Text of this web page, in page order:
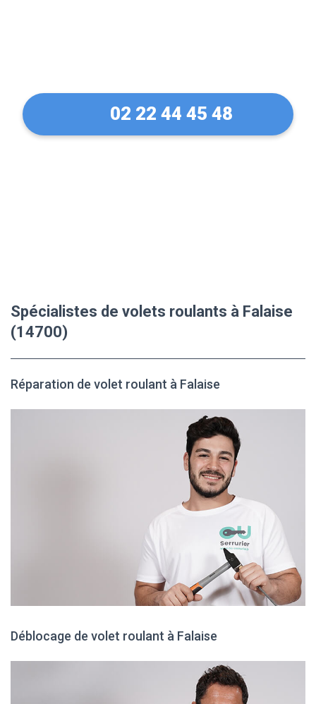
02 22 44 45 48
Spécialistes de volets roulants à Falaise
(14700)
Réparation de volet roulant à Falaise
Déblocage de volet roulant à Falaise